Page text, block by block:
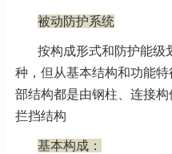
被动防护系统
按构成形式和防护能级
种，但从基本结构和功能
部结构都是由钢柱、连接
拦挡结构
基本构成：